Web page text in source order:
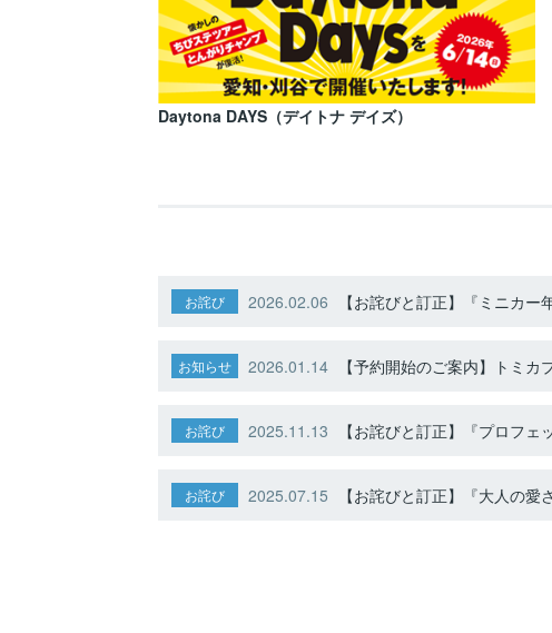
Daytona DAYS（デイトナ デイズ）
お詫び 2026.02.06 【お詫びと訂正】『ミニカー
お知らせ 2026.01.14 【予約開始のご案内】トミ
お詫び 2025.11.13 【お詫びと訂正】『プロフ
お詫び 2025.07.15 【お詫びと訂正】『大人の愛